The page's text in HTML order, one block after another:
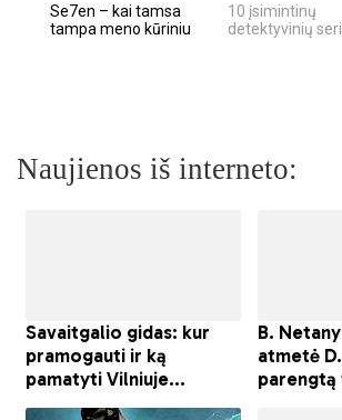
Se7en – kai tamsa
tampa meno kūriniu
10 įsimintinų
detektyvinių
Naujienos iš interneto: